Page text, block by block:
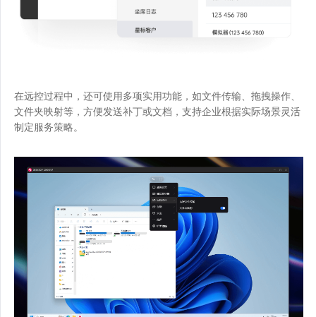
在远控过程中，还可使用多项实用功能，如文件传输、拖拽操作、
文件夹映射等，方便发送补丁或文档，支持企业根据实际场景灵活
制定服务策略。